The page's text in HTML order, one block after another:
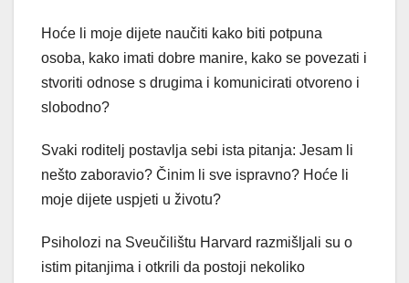
Hoće li moje dijete naučiti kako biti potpuna
osoba, kako imati dobre manire, kako se povezati i
stvoriti odnose s drugima i komunicirati otvoreno i
slobodno?
Svaki roditelj postavlja sebi ista pitanja: Jesam li
nešto zaboravio? Činim li sve ispravno? Hoće li
moje dijete uspjeti u životu?
Psiholozi na Sveučilištu Harvard razmišljali su o
istim pitanjima i otkrili da postoji nekoliko